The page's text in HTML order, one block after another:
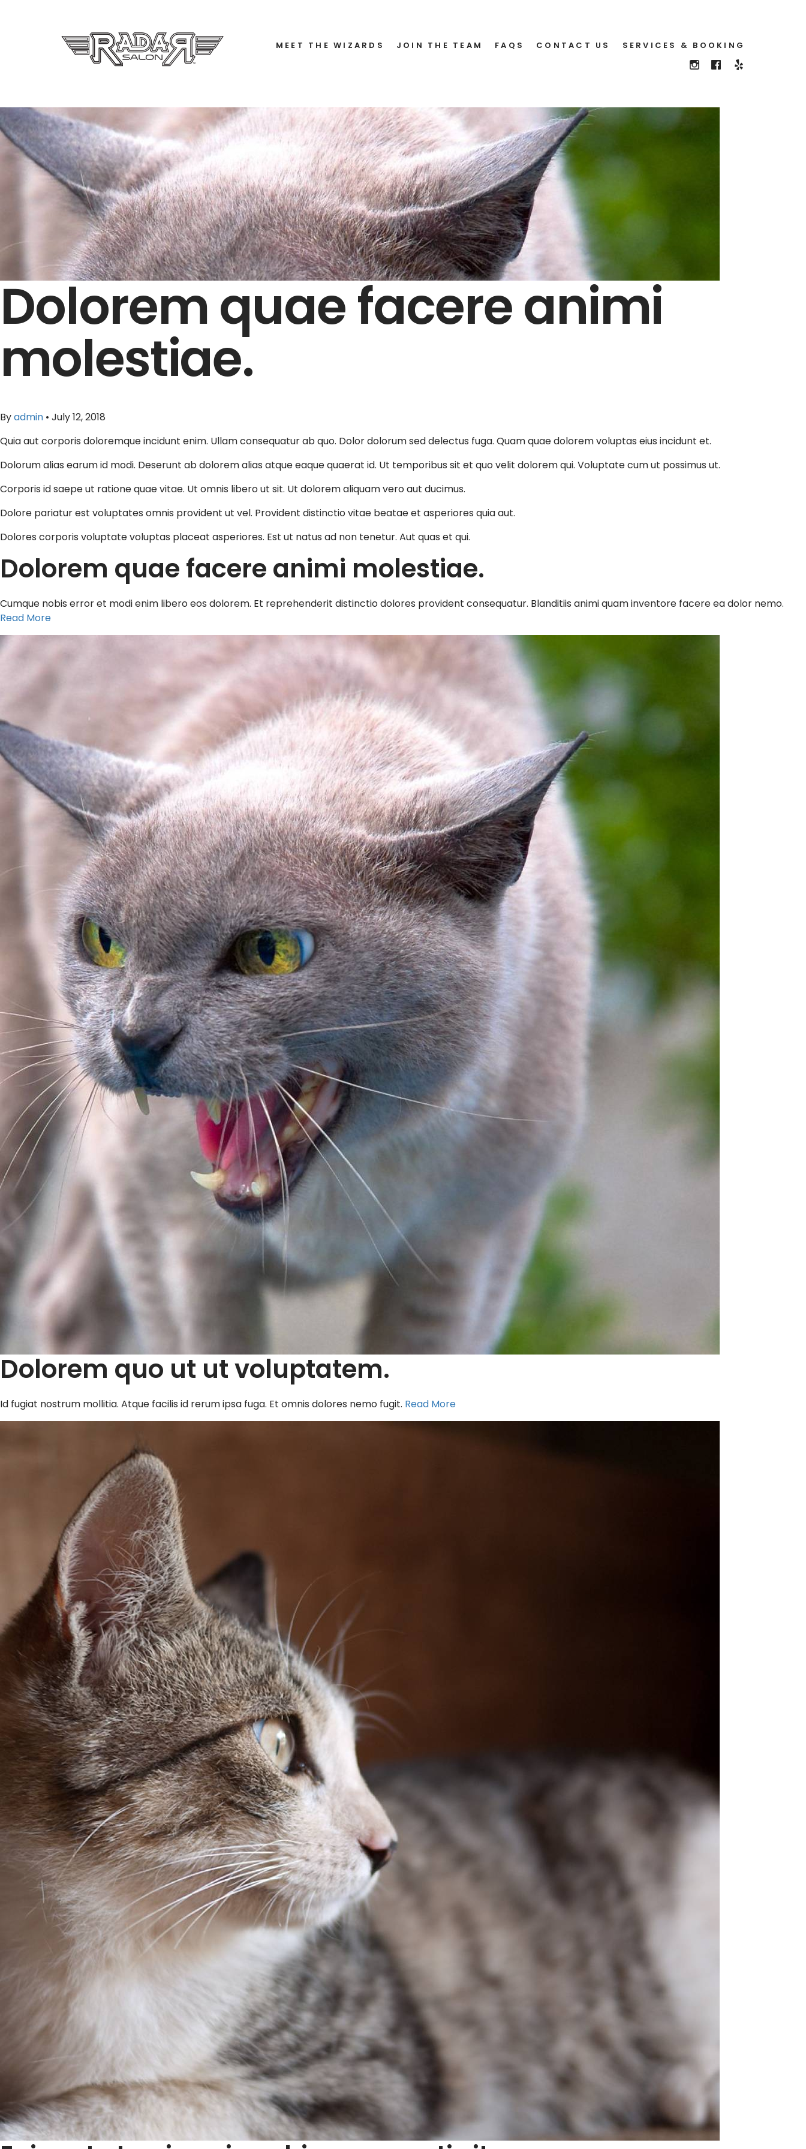
Radar SalonMEET THE WIZARDS JOIN THE TEAM FAQS CONTACT US
SERVICES & BOOKING
FOLLOWFOLLOW
SEE
Dolorem quae facere animi
molestiae.
Byadmin • July 12, 2018
Quia aut corporis doloremque incidunt enim. Ullam consequatur ab quo. Dolor dolorum sed delectus fuga. Quam quae dolorem voluptas eius incidunt et.
Dolorum alias earum id modi. Deserunt ab dolorem alias atque eaque quaerat id. Ut temporibus sit et quo velit dolorem qui. Voluptate cum ut possimus ut.
Corporis id saepe ut ratione quae vitae. Ut omnis libero ut sit. Ut dolorem aliquam vero aut ducimus.
Dolore pariatur est voluptates omnis provident ut vel. Provident distinctio vitae beatae et asperiores quia aut.
Dolores corporis voluptate voluptas placeat asperiores. Est ut natus ad non tenetur. Aut quas et qui.
Dolorem quae facere animi molestiae.
Cumque nobis error et modi enim libero eos dolorem. Et reprehenderit distinctio dolores provident consequatur. Blanditiis animi quam inventore facere ea dolor nemo.
Read More
Dolorem quo ut ut voluptatem.
Id fugiat nostrum mollitia. Atque facilis id rerum ipsa fuga. Et omnis dolores nemo fugit. Read More